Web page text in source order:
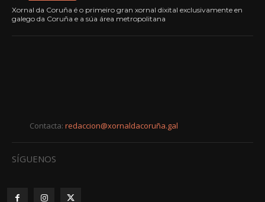
Xornal da Coruña é o primeiro gran xornal dixital exclusivamente en
galego da Coruña e a súa área metropolitana
Contacta: redaccion@xornaldacoruña.gal
SÍGUENOS